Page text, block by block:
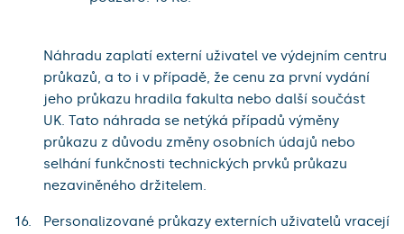
Náhradu zaplatí externí uživatel ve výdejním centru
průkazů, a to i v případě, že cenu za první vydání
jeho průkazu hradila fakulta nebo další součást
UK. Tato náhrada se netýká případů výměny
průkazu z důvodu změny osobních údajů nebo
selhání funkčnosti technických prvků průkazu
nezaviněného držitelem.
Personalizované průkazy externích uživatelů vracejí